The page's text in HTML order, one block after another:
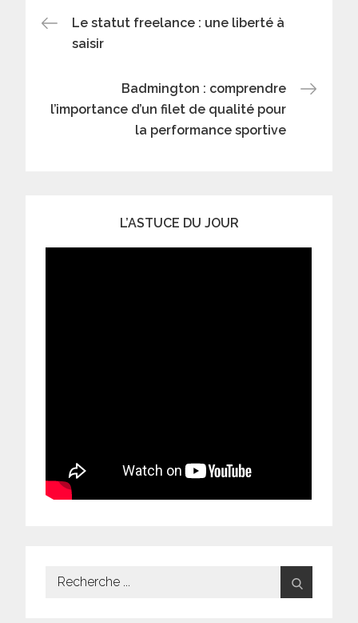
Navigation
l’article
Le statut freelance : une liberté à
saisir
Badmington : comprendre
l’importance d’un filet de qualité pour
la performance sportive
L’ASTUCE DU JOUR
Search